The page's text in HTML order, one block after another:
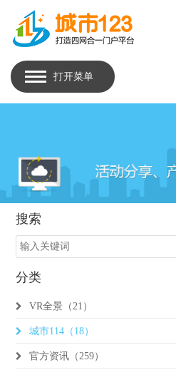
打开菜单
搜索
分类
VR全景（21）
城市114（18）
官方资讯（259）